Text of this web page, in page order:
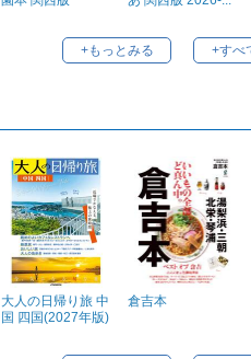
+もっとみる +すべ
大人の日帰り旅 中
国 四国(2027年版)
倉吉本